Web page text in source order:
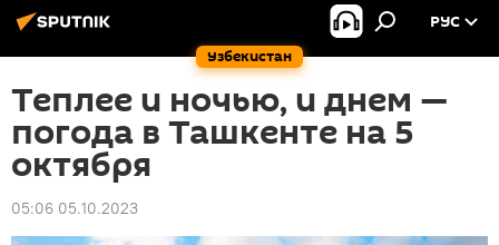
Узбекистан
РУС
Теплее и ночью, и днем —
погода в Ташкенте на 5
октября
05:06 05.10.2023